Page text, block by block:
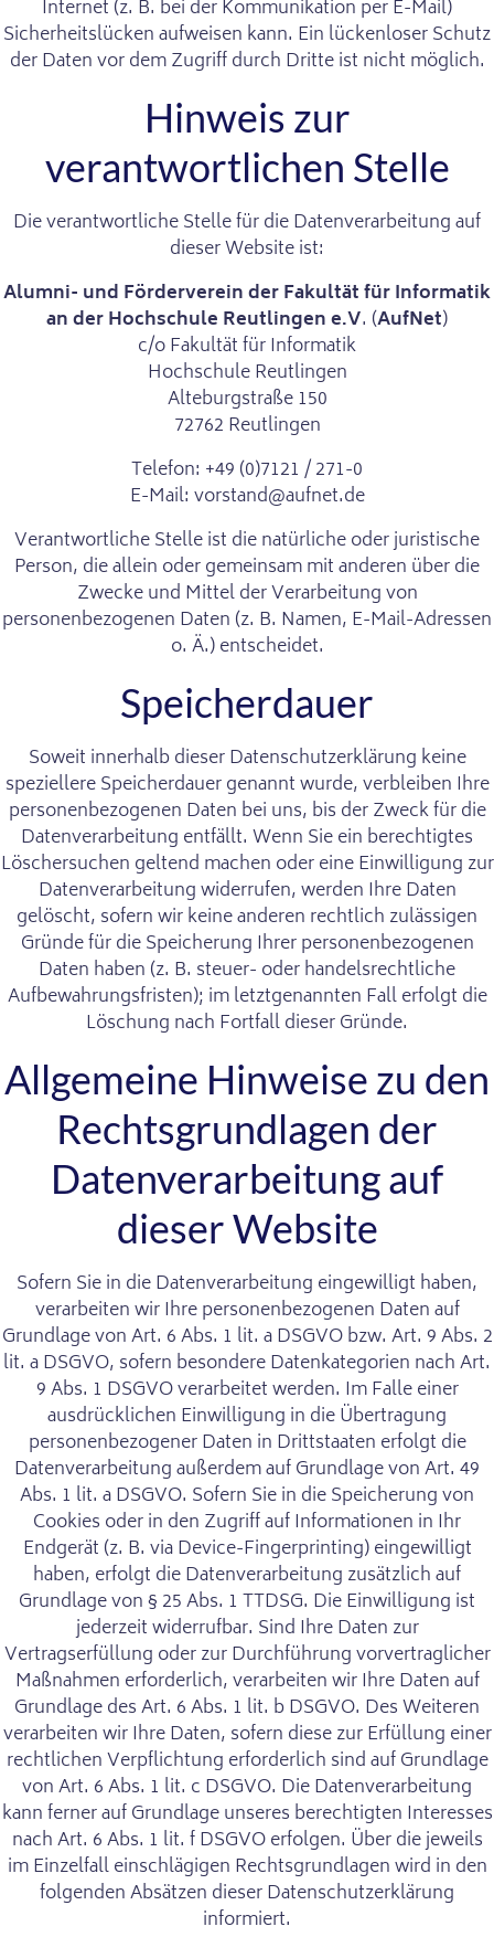
Internet (z. B. bei der Kommunikation per E-Mail)
Sicherheitslücken aufweisen kann. Ein lückenloser Schutz
der Daten vor dem Zugriff durch Dritte ist nicht möglich.
Hinweis zur
verantwortlichen Stelle
Die verantwortliche Stelle für die Datenverarbeitung auf
dieser Website ist:
Alumni- und Förderverein der Fakultät für Informatik
an der Hochschule Reutlingen e.V. (AufNet)
c/o Fakultät für Informatik
Hochschule Reutlingen
Alteburgstraße 150
72762 Reutlingen
Telefon: +49 (0)7121 / 271-0
E-Mail: vorstand@aufnet.de
Verantwortliche Stelle ist die natürliche oder juristische
Person, die allein oder gemeinsam mit anderen über die
Zwecke und Mittel der Verarbeitung von
personenbezogenen Daten (z. B. Namen, E-Mail-Adressen
o. Ä.) entscheidet.
Speicherdauer
Soweit innerhalb dieser Datenschutzerklärung keine
speziellere Speicherdauer genannt wurde, verbleiben Ihre
personenbezogenen Daten bei uns, bis der Zweck für die
Datenverarbeitung entfällt. Wenn Sie ein berechtigtes
Löschersuchen geltend machen oder eine Einwilligung zur
Datenverarbeitung widerrufen, werden Ihre Daten
gelöscht, sofern wir keine anderen rechtlich zulässigen
Gründe für die Speicherung Ihrer personenbezogenen
Daten haben (z. B. steuer- oder handelsrechtliche
Aufbewahrungsfristen); im letztgenannten Fall erfolgt die
Löschung nach Fortfall dieser Gründe.
Allgemeine Hinweise zu den
Rechtsgrundlagen der
Datenverarbeitung auf
dieser Website
Sofern Sie in die Datenverarbeitung eingewilligt haben,
verarbeiten wir Ihre personenbezogenen Daten auf
Grundlage von Art. 6 Abs. 1 lit. a DSGVO bzw. Art. 9 Abs. 2
lit. a DSGVO, sofern besondere Datenkategorien nach Art.
9 Abs. 1 DSGVO verarbeitet werden. Im Falle einer
ausdrücklichen Einwilligung in die Übertragung
personenbezogener Daten in Drittstaaten erfolgt die
Datenverarbeitung außerdem auf Grundlage von Art. 49
Abs. 1 lit. a DSGVO. Sofern Sie in die Speicherung von
Cookies oder in den Zugriff auf Informationen in Ihr
Endgerät (z. B. via Device-Fingerprinting) eingewilligt
haben, erfolgt die Datenverarbeitung zusätzlich auf
Grundlage von § 25 Abs. 1 TTDSG. Die Einwilligung ist
jederzeit widerrufbar. Sind Ihre Daten zur
Vertragserfüllung oder zur Durchführung vorvertraglicher
Maßnahmen erforderlich, verarbeiten wir Ihre Daten auf
Grundlage des Art. 6 Abs. 1 lit. b DSGVO. Des Weiteren
verarbeiten wir Ihre Daten, sofern diese zur Erfüllung einer
rechtlichen Verpflichtung erforderlich sind auf Grundlage
von Art. 6 Abs. 1 lit. c DSGVO. Die Datenverarbeitung
kann ferner auf Grundlage unseres berechtigten Interesses
nach Art. 6 Abs. 1 lit. f DSGVO erfolgen. Über die jeweils
im Einzelfall einschlägigen Rechtsgrundlagen wird in den
folgenden Absätzen dieser Datenschutzerklärung
informiert.